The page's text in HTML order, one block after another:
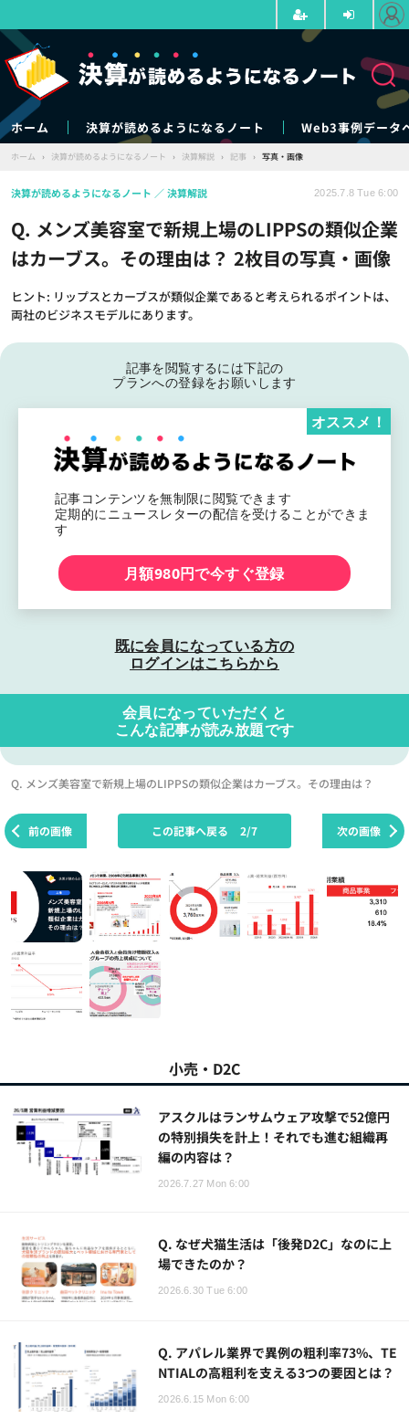
ホーム 決算が読めるようになるノート Web3事例データ
ホーム › 決算が読めるようになるノート › 決算解説 › 記事 › 写真・画像
Q. メンズ美容室で新規上場のLIPPSの類似企業
はカーブス。その理由は？ 2枚目の写真・画像
ヒント: リップスとカーブスが類似企業であると考えられるポイントは、
両社のビジネスモデルにあります。
決算が読めるようになるノート 決算解説 2025.7.8 Tue 6:00
記事を閲覧するには下記の
プランへの登録をお願いします
記事コンテンツを無制限に閲覧できます
定期的にニュースレターの配信を受けることができま
す
オススメ！
月額980円で今すぐ登録
既に会員になっている方の
ログインはこちらから
会員になっていただくと
こんな記事が読み放題です
Q. メンズ美容室で新規上場のLIPPSの類似企業はカーブス。その理由は？
前の画像 次の画像
この記事へ戻る 2/7
小売・D2C
アスクルはランサムウェア攻撃で52億円
の特別損失を計上！それでも進む組織再
編の内容は？
2026.7.27 Mon 6:00
Q. なぜ犬猫生活は「後発D2C」なのに上
場できたのか？
2026.6.30 Tue 6:00
Q. アパレル業界で異例の粗利率73%、TE
NTIALの高粗利を支える3つの要因とは？
2026.6.15 Mon 6:00